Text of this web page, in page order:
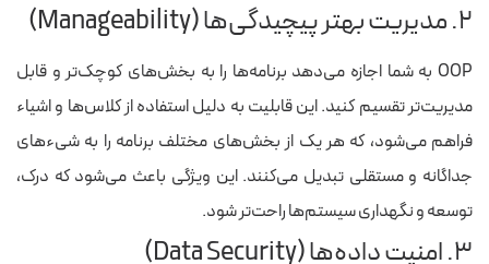
۲. مدیریت بهتر پیچیدگی‌ها (Manageability)
OOP به شما اجازه می‌دهد برنامه‌ها را به بخش‌های کوچک‌تر و قابل
مدیریت‌تر تقسیم کنید. این قابلیت به دلیل استفاده از کلاس‌ها و اشیاء
فراهم می‌شود، که هر یک از بخش‌های مختلف برنامه را به شیء‌های
جداگانه و مستقلی تبدیل می‌کنند. این ویژگی باعث می‌شود که درک،
توسعه و نگهداری سیستم‌ها راحت‌تر شود.
۳. امنیت داده‌ها (Data Security)